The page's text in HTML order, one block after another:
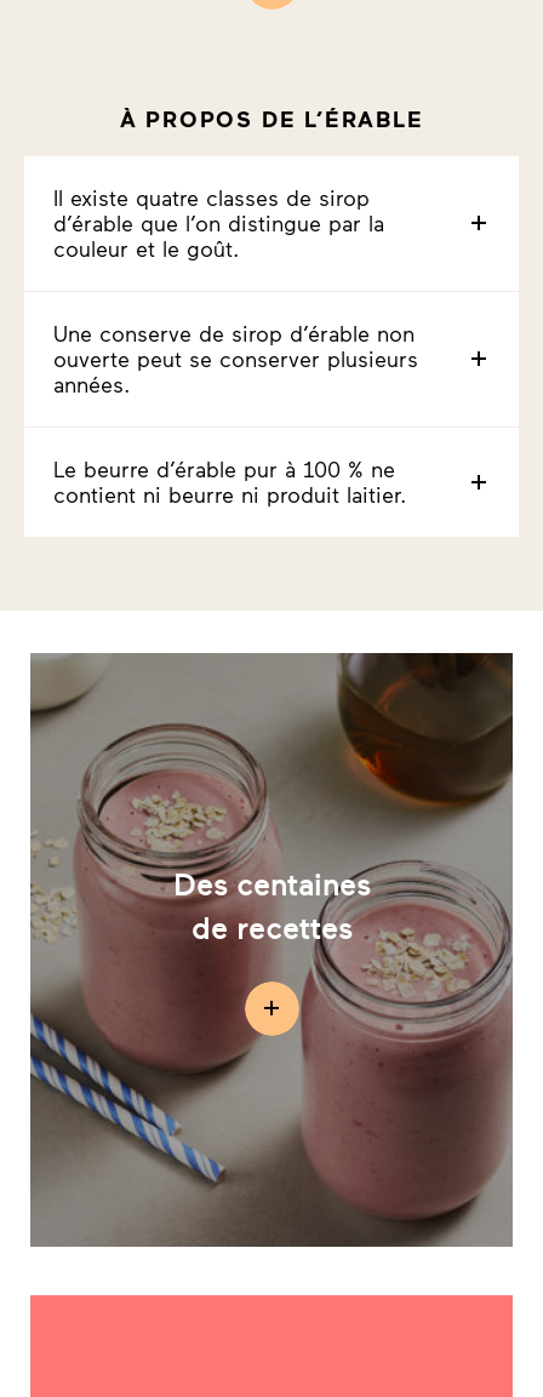
À PROPOS DE L’ÉRABLE
Il existe quatre classes de sirop
d’érable que l’on distingue par la
couleur et le goût.
Une conserve de sirop d’érable non
ouverte peut se conserver plusieurs
années.
Le beurre d’érable pur à 100 % ne
contient ni beurre ni produit laitier.
Des centaines
de recettes